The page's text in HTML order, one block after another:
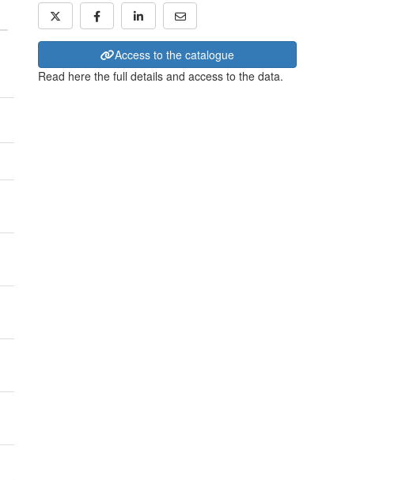
Access to the catalogue
Read here the full details and access to the data.